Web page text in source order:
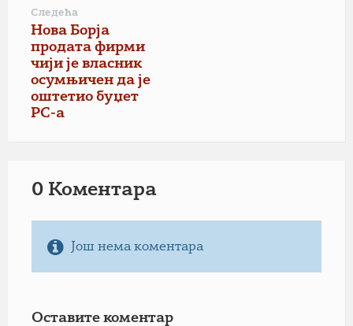
Следећа
Нова Борја
продата фирми
чији је власник
осумњичен да је
оштетио буџет
РС-а
0 Коментарa
Још нема коментара
Оставите коментар